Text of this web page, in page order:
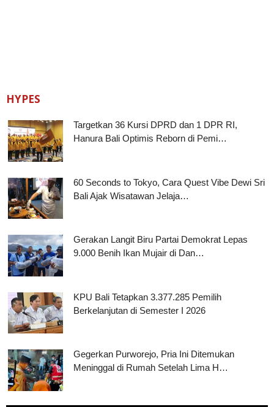
HYPES
Targetkan 36 Kursi DPRD dan 1 DPR RI,
Hanura Bali Optimis Reborn di Pemi…
60 Seconds to Tokyo, Cara Quest Vibe Dewi Sri
Bali Ajak Wisatawan Jelaja…
Gerakan Langit Biru Partai Demokrat Lepas
9.000 Benih Ikan Mujair di Dan…
KPU Bali Tetapkan 3.377.285 Pemilih
Berkelanjutan di Semester I 2026
Gegerkan Purworejo, Pria Ini Ditemukan
Meninggal di Rumah Setelah Lima H…